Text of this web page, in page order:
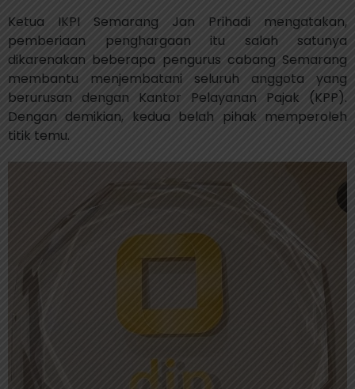
Ketua IKPI Semarang Jan Prihadi mengatakan,
pemberiaan penghargaan itu salah satunya
dikarenakan beberapa pengurus cabang Semarang
membantu menjembatani seluruh anggota yang
berurusan dengan Kantor Pelayanan Pajak (KPP).
Dengan demikian, kedua belah pihak memperoleh
titik temu.